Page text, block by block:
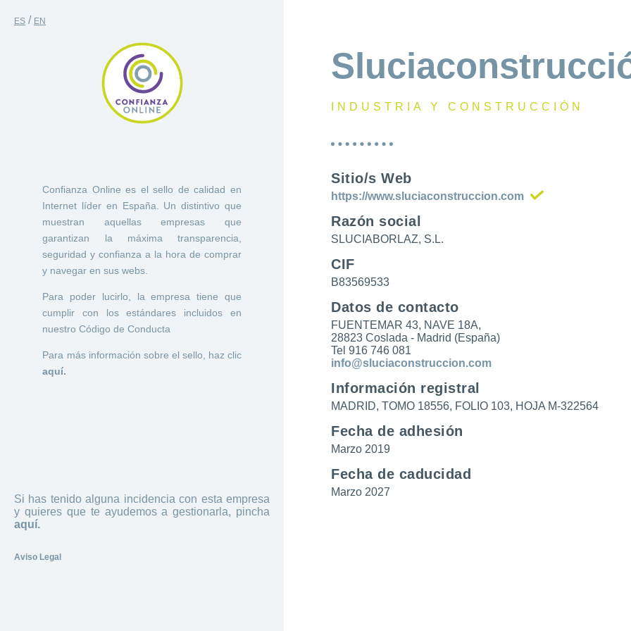
ES / EN
Confianza Online es el sello de calidad en
Internet líder en España. Un distintivo que
muestran aquellas empresas que
garantizan la máxima transparencia,
seguridad y confianza a la hora de comprar
y navegar en sus webs.
Para poder lucirlo, la empresa tiene que
cumplir con los estándares incluidos en
nuestro Código de Conducta
Para más información sobre el sello, haz clic
aquí.
INDUSTRIA Y CONSTRUCCIÓN
Sitio/s Web
https://www.sluciaconstruccion.com
Razón social
SLUCIABORLAZ, S.L.
CIF
B83569533
Datos de contacto
FUENTEMAR 43, NAVE 18A,
28823 Coslada - Madrid (España)
Tel 916 746 081
info@sluciaconstruccion.com
Información registral
MADRID, TOMO 18556, FOLIO 103, HOJA M-322564
Fecha de adhesión
Marzo 2019
Fecha de caducidad
Marzo 2027
Si has tenido alguna incidencia con esta empresa
y quieres que te ayudemos a gestionarla, pincha
aquí.
Aviso Legal